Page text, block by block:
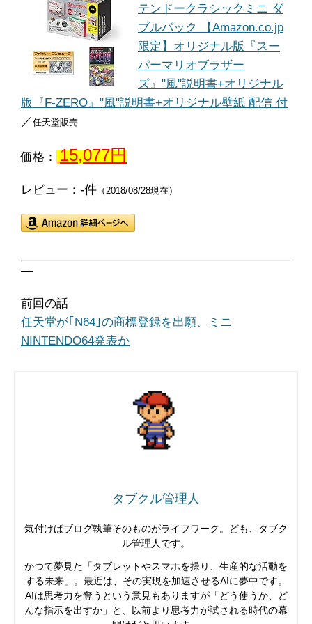
テンドークラシックミニ ダ
ブルパック 【Amazon.co.jp
限定】オリジナル版『スー
パーマリオブラザー
ズ』"風"説明書+オリジナル
版『F-ZERO』"風"説明書+オリジナル壁紙 配信 付
／任天堂販売
価格： 15,077円
レビュー： -件 （2018/08/28現在）
―
前回の話
任天堂が｢N64｣の商標登録を出願、ミニ
NINTENDO64発表か
タブクル管理人
気付けばブログ執筆そのものがライフワーク。ども、タブク
ル管理人です。
かつて夢見た「タブレットやスマホを操り、生産的な活動を
する未来」。最近は、その実現を加速させるAIに夢中です。
AIは思考力を奪うという意見もありますが「どう使うか、ど
んな指示を出すか」と、以前より思考力が試される時代の幕